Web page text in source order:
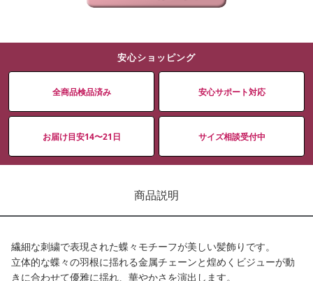
安心ショッピング
全商品検品済み 安心サポート対応
お届け目安14〜21日 サイズ相談受付中
商品説明
繊細な刺繍で表現された蝶々モチーフが美しい髪飾りです。
立体的な蝶々の羽根に揺れる金属チェーンと煌めくビジューが動
きに合わせて優雅に揺れ、華やかさを演出します。